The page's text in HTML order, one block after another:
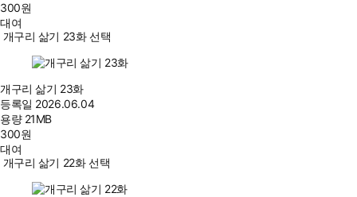
300원
대여
개구리 삶기 23화 선택
개구리 삶기 23화
등록일 2026.06.04
용량 21MB
300원
대여
개구리 삶기 22화 선택